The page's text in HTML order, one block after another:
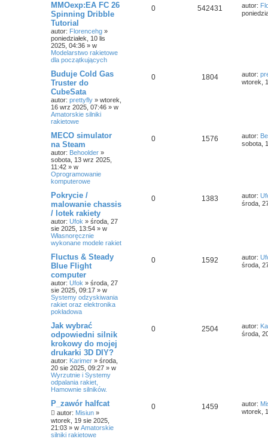
MMOexp:EA FC 26
Spinning Dribble
Tutorial
autor: Florencehg »
poniedziałek, 10 lis
2025, 04:36 » w
Modelarstwo rakietowe
dla początkujących
0 542431 autor:
Buduje Cold Gas
Truster do
CubeSata
autor: prettyfly » wtorek,
16 wrz 2025, 07:46 » w
Amatorskie silniki
rakietowe
0 1804 autor:
wtorek,
MECO simulator
na Steam
autor: Behoolder »
sobota, 13 wrz 2025,
11:42 » w
Oprogramowanie
komputerowe
0 1576 autor:
sobota,
Pokrycie /
malowanie chassis
/ lotek rakiety
autor: Ufok » środa, 27
sie 2025, 13:54 » w
Własnoręcznie
wykonane modele rakiet
0 1383 autor:
środa,
Fluctus & Steady
Blue Flight
computer
autor: Ufok » środa, 27
sie 2025, 09:17 » w
Systemy odzyskiwania
rakiet oraz elektronika
pokładowa
0 1592 autor:
środa,
Jak wybrać
odpowiedni silnik
krokowy do mojej
drukarki 3D DIY?
autor: Karimer » środa,
20 sie 2025, 09:27 » w
Wyrzutnie i Systemy
odpalania rakiet,
Hamownie silników.
0 2504 autor:
środa,
P_zawór halfcat
autor: Misiun »
wtorek, 19 sie 2025,
21:03 » w Amatorskie
silniki rakietowe
0 1459 autor:
wtorek,